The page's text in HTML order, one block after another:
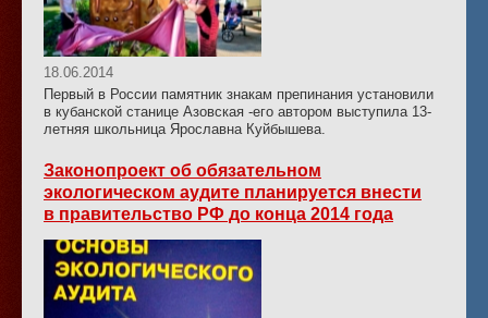
18.06.2014
Первый в России памятник знакам препинания установили
в кубанской станице Азовская -его автором выступила 13-
летняя школьница Ярославна Куйбышева.
Законопроект об обязательном
экологическом аудите планируется внести
в правительство РФ до конца 2014 года